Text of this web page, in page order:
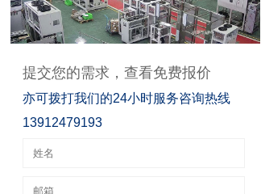
提交您的需求，查看免费报价
亦可拨打我们的24小时服务咨询热线
13912479193